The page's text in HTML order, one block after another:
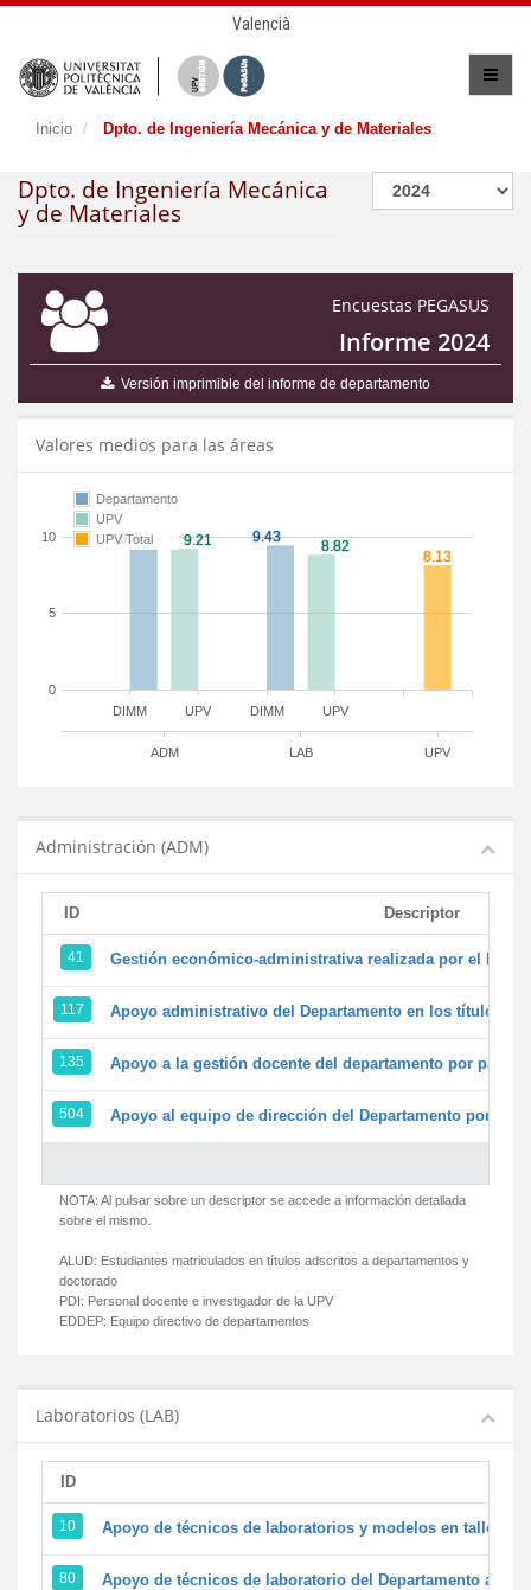
Valencià
Inicio Dpto. de Ingeniería Mecánica y de Materiales
Dpto. de Ingeniería Mecánica
y de Materiales
Encuestas PEGASUS
Informe 2024
Versión imprimible del informe de departamento
Valores medios para las áreas
DIMM DIMM
UPV UPV
ADM LAB UPV
0
5
10
Departamento
UPV
UPV Total
Administración (ADM)
ID Descriptor
41 Gestión económico-administrativa realizada por el
117 Apoyo administrativo del Departamento en los títulos de
135 Apoyo a la gestión docente del departamento por parte
504 Apoyo al equipo de dirección del Departamento por
NOTA: Al pulsar sobre un descriptor se accede a información detallada
sobre el mismo.
ALUD: Estudiantes matriculados en títulos adscritos a departamentos y
doctorado
PDI: Personal docente e investigador de la UPV
EDDEP: Equipo directivo de departamentos
Laboratorios (LAB)
ID
10 Apoyo de técnicos de laboratorios y modelos en
80 Apoyo de técnicos de laboratorio del Departamento a la